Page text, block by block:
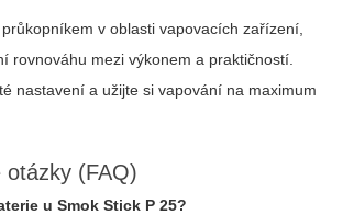
průkopníkem v oblasti vapovacích zařízení,
rovnováhu mezi výkonem a praktičností.
nastavení a užijte si vapování na maximum
otázky (FAQ)
u Smok Stick P 25?